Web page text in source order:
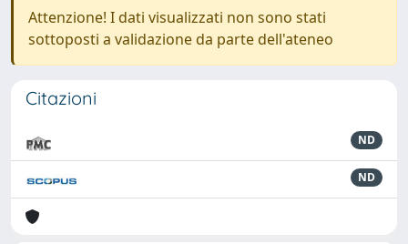
Attenzione! I dati visualizzati non sono stati
sottoposti a validazione da parte dell'ateneo
Citazioni
ND
ND